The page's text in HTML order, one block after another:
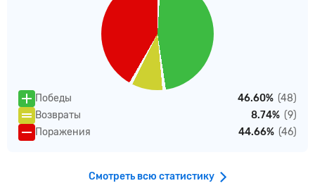
Победы 46.60% (48)
Возвраты
8.74% (9)
Поражения
44.66% (46)
Смотреть всю статистику